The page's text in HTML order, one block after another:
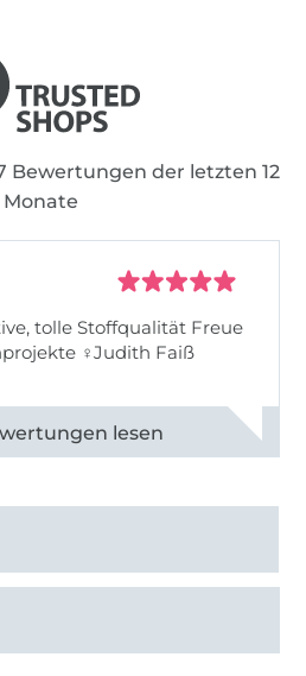
Bewertungen der letzten 12
Monate
tolle Stoffqualität Freue
♀Judith Faiß
ansehen